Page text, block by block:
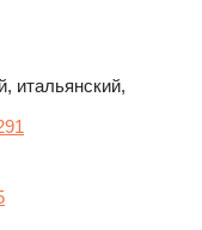
итальянский,